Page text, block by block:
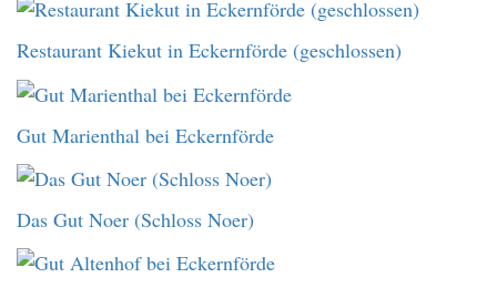
Restaurant Kiekut in Eckernförde (geschlossen)
Gut Marienthal bei Eckernförde
Das Gut Noer (Schloss Noer)